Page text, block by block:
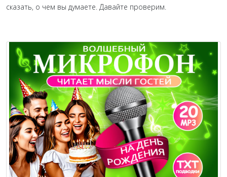
сказать, о чем вы думаете. Давайте проверим.